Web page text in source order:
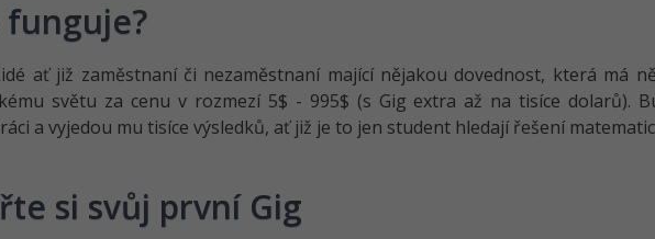
funguje?
ať již zaměstnaní či nezaměstnaní mající nějakou dovednost, která má
světu za cenu v rozmezí 5$ - 995$ (s Gig extra až na tisíce dolarů).
a vyjedou mu tisíce výsledků, ať již je to jen student hledají řešení
si svůj první Gig